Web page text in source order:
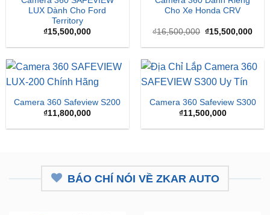
LUX Dành Cho Ford
Territory
₫15,500,000
Cho Xe Honda CRV
₫16,500,000 Giá
là:
₫15,500,000Giá
tại
Camera 360 Safeview S200
₫11,800,000
Camera 360 Safeview S300
₫11,500,000
BÁO CHÍ NÓI VỀ ZKAR AUTO